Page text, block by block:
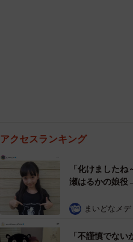
アクセスランキング
「化けました
瀬はるかの娘役
雰囲気が」「宝
まいどなメデ
「不謹慎でない